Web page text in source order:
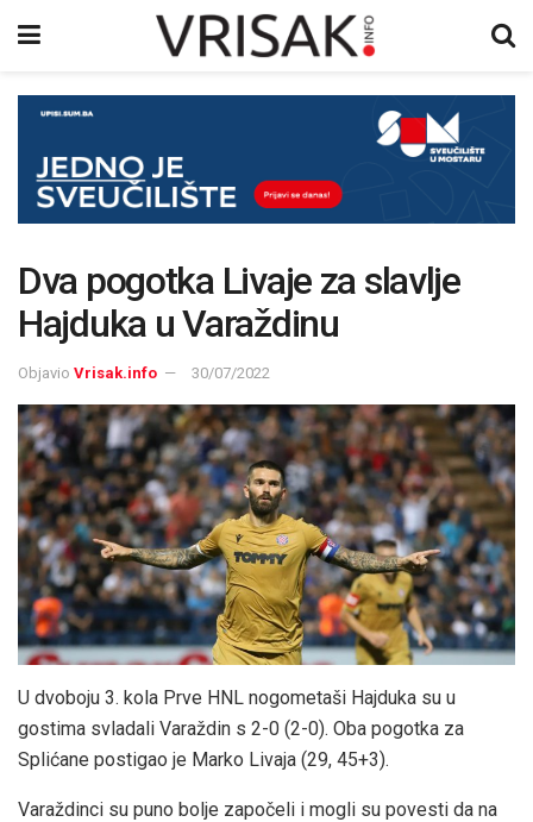
Dva pogotka Livaje za slavlje
Hajduka u Varaždinu
Objavio Vrisak.info 30/07/2022
U dvoboju 3. kola Prve HNL nogometaši Hajduka su u
gostima svladali Varaždin s 2-0 (2-0). Oba pogotka za
Splićane postigao je Marko Livaja (29, 45+3).
Varaždinci su puno bolje započeli i mogli su povesti da na